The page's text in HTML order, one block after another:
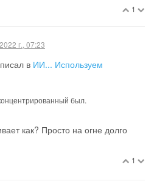
1
г., 07:23
в ИИ... Используем
был.
как? Просто на огне долго
1